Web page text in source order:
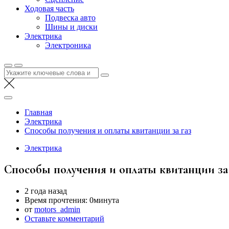
Ходовая часть
Подвеска авто
Шины и диски
Электрика
Электроника
Найти:
Главная
Электрика
Способы получения и оплаты квитанции за газ
Электрика
Способы получения и оплаты квитанции за
2 года назад
Время прочтения: 0минута
от motors_admin
Оставьте комментарий